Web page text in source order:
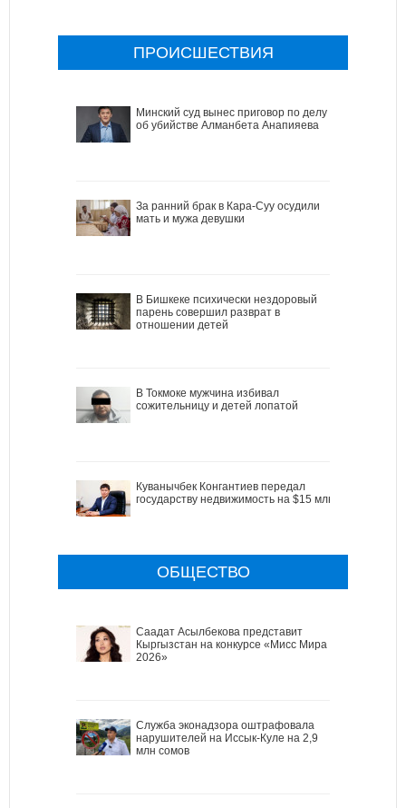
ПРОИСШЕСТВИЯ
Минский суд вынес приговор по делу
об убийстве Алманбета Анапияева
За ранний брак в Кара-Суу осудили
мать и мужа девушки
В Бишкеке психически нездоровый
парень совершил разврат в
отношении детей
В Токмоке мужчина избивал
сожительницу и детей лопатой
Куванычбек Конгантиев передал
государству недвижимость на $15 млн
ОБЩЕСТВО
Саадат Асылбекова представит
Кыргызстан на конкурсе «Мисс Мира
2026»
Служба эконадзора оштрафовала
нарушителей на Иссык-Куле на 2,9
млн сомов